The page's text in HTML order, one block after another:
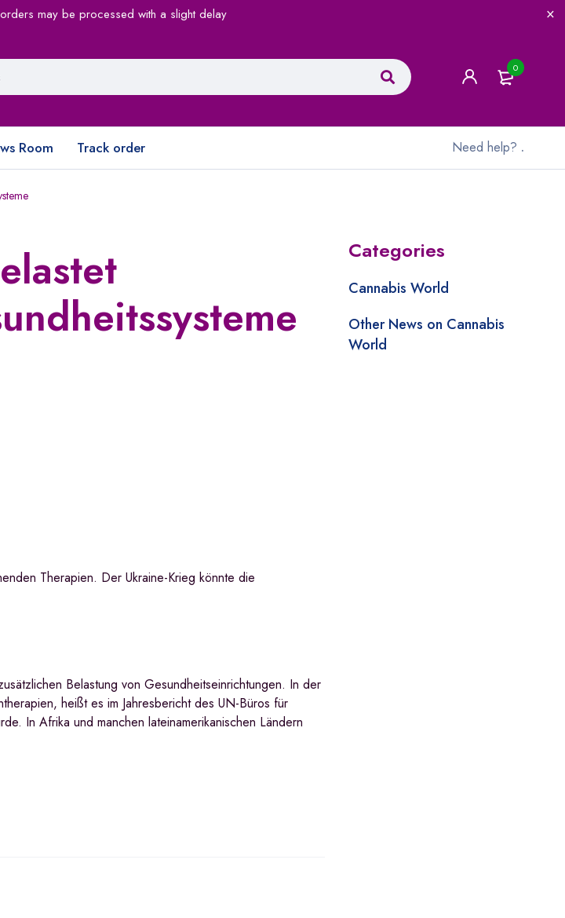
may be processed with a slight delay
0
Room Track order Need help? .
Therapien. Der Ukraine-Krieg könnte die
Belastung von Gesundheitseinrichtungen. In der
heißt es im Jahresbericht des UN-Büros für
In Afrika und manchen lateinamerikanischen Ländern
Categories
Cannabis World
Other News on Cannabis
World